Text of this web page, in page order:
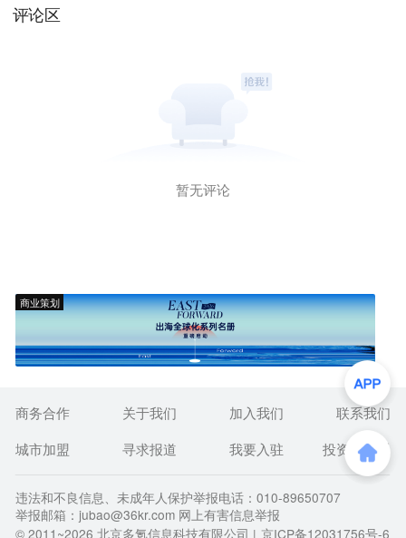
评论区
暂无评论
商业策划
商务合作 关于我们 加入我们
联系我们
城市加盟
寻求报道 我要入驻 投资者关系
违法和不良信息、未成年人保护举报电话：010-89650707
举报邮箱：jubao@36kr.com 网上有害信息举报
© 2011~2026 北京多氪信息科技有限公司 | 京ICP备12031756号-6